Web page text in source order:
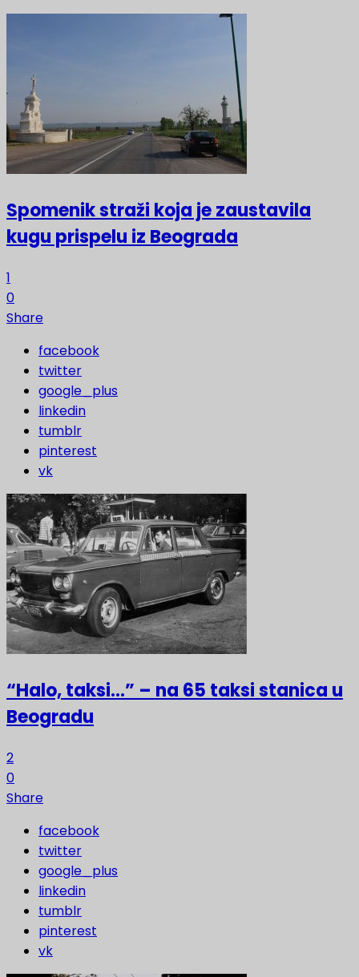
Spomenik straži koja je zaustavila
kugu prispelu iz Beograda
1
0
Share
facebook
twitter
google_plus
linkedin
tumblr
pinterest
vk
“Halo, taksi…” – na 65 taksi stanica u
Beogradu
2
0
Share
facebook
twitter
google_plus
linkedin
tumblr
pinterest
vk